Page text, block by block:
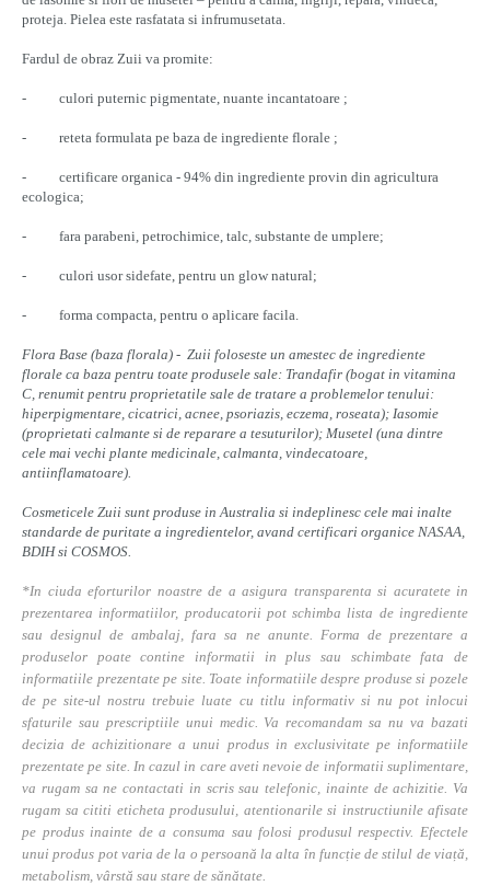
proteja. Pielea este rasfatata si infrumusetata.
Fardul de obraz Zuii va promite:
- culori puternic pigmentate, nuante incantatoare ;
- reteta formulata pe baza de ingrediente florale ;
-
certificare organica - 94% din ingrediente provin din agricultura
ecologica;
- fara parabeni, petrochimice, talc, substante de umplere;
- culori usor sidefate, pentru un glow natural;
- forma compacta, pentru o aplicare facila.
Flora Base (baza florala) - Zuii foloseste un amestec de ingrediente
florale ca baza pentru toate produsele sale: Trandafir (bogat in vitamina
C, renumit pentru proprietatile sale de tratare a problemelor tenului:
hiperpigmentare, cicatrici, acnee, psoriazis, eczema, roseata); Iasomie
(proprietati calmante si de reparare a tesuturilor); Musetel (una dintre
cele mai vechi plante medicinale, calmanta, vindecatoare,
antiinflamatoare).
Cosmeticele Zuii sunt produse in Australia si indeplinesc cele mai inalte
standarde de puritate a ingredientelor, avand certificari organice NASAA,
BDIH si COSMOS.
*In ciuda eforturilor noastre de a asigura transparenta si acuratete in
prezentarea informatiilor, producatorii pot schimba lista de ingrediente
sau designul de ambalaj, fara sa ne anunte. Forma de prezentare a
produselor poate contine informatii in plus sau schimbate fata de
informatiile prezentate pe site. Toate informatiile despre produse si pozele
de pe site-ul nostru trebuie luate cu titlu informativ si nu pot inlocui
sfaturile sau prescriptiile unui medic. Va recomandam sa nu va bazati
decizia de achizitionare a unui produs in exclusivitate pe informatiile
prezentate pe site. In cazul in care aveti nevoie de informatii suplimentare,
va rugam sa ne contactati in scris sau telefonic, inainte de achizitie. Va
rugam sa cititi eticheta produsului, atentionarile si instructiunile afisate
pe produs inainte de a consuma sau folosi produsul respectiv. Efectele
unui produs pot varia de la o persoană la alta în funcție de stilul de viață,
metabolism, vârstă sau stare de sănătate.